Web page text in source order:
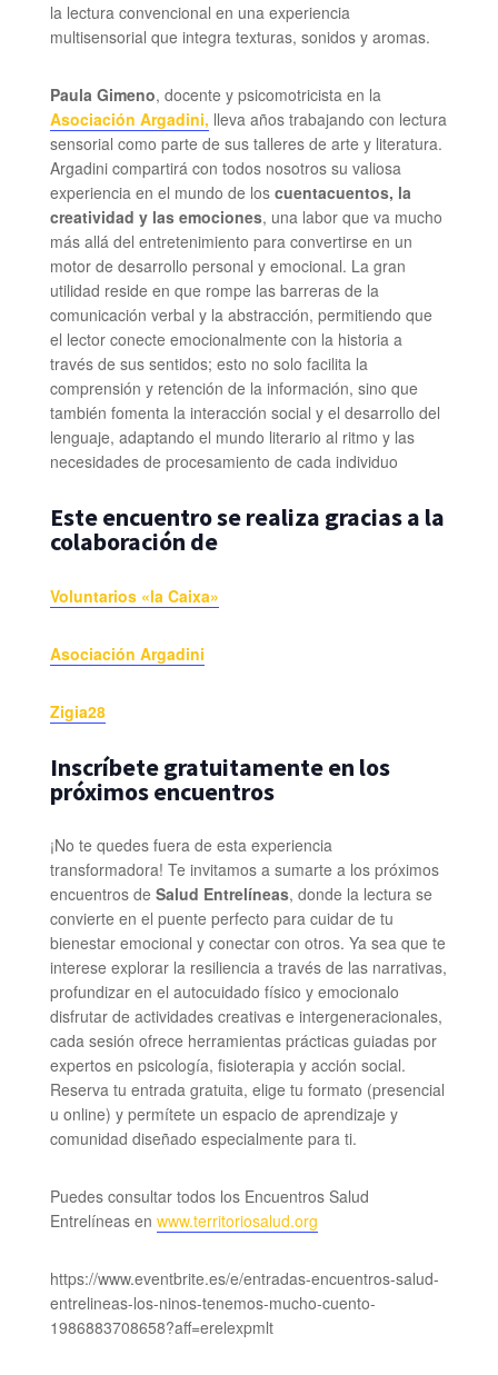
la lectura convencional en una experiencia
multisensorial que integra texturas, sonidos y aromas.
Paula Gimeno, docente y psicomotricista en la
Asociación Argadini, lleva años trabajando con lectura
sensorial como parte de sus talleres de arte y literatura.
Argadini compartirá con todos nosotros su valiosa
experiencia en el mundo de los cuentacuentos, la
creatividad y las emociones, una labor que va mucho
más allá del entretenimiento para convertirse en un
motor de desarrollo personal y emocional. La gran
utilidad reside en que rompe las barreras de la
comunicación verbal y la abstracción, permitiendo que
el lector conecte emocionalmente con la historia a
través de sus sentidos; esto no solo facilita la
comprensión y retención de la información, sino que
también fomenta la interacción social y el desarrollo del
lenguaje, adaptando el mundo literario al ritmo y las
necesidades de procesamiento de cada individuo
Este encuentro se realiza gracias a la
colaboración de
Voluntarios«la Caixa»
Asociación Argadini
Zigia28
Inscríbete gratuitamente en los
próximos encuentros
¡No te quedes fuera de esta experiencia
transformadora! Te invitamos a sumarte a los próximos
encuentros de Salud Entrelíneas, donde la lectura se
convierte en el puente perfecto para cuidar de tu
bienestar emocional y conectar con otros. Ya sea que te
interese explorar la resiliencia a través de las narrativas,
profundizar en el autocuidado físico y emocionalo
disfrutar de actividades creativas e intergeneracionales,
cada sesión ofrece herramientas prácticas guiadas por
expertos en psicología, fisioterapia y acción social.
Reserva tu entrada gratuita, elige tu formato (presencial
u online) y permítete un espacio de aprendizaje y
comunidad diseñado especialmente para ti.
Puedes consultar todos los Encuentros Salud
Entrelíneas en www.territoriosalud.org
https://www.eventbrite.es/e/entradas-encuentros-salud-
entrelineas-los-ninos-tenemos-mucho-cuento-
1986883708658?aff=erelexpmlt